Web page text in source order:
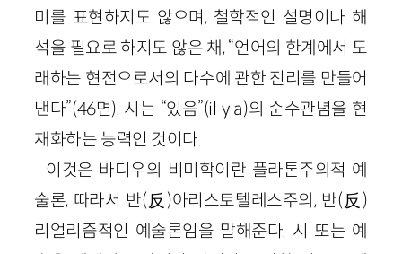
미를 표현하지도 않으며, 철학적인 설명이나 해
석을 필요로 하지도 않은 채, “언어의 한계에서 도
래하는 현전으로서의 다수에 관한 진리를 만들어
낸다”(46면). 시는 “있음”(il y a)의 순수관념을 현
재화하는 능력인 것이다.
이것은 바디우의 비미학이란 플라톤주의적 예
술론, 따라서 반(反)아리스토텔레스주의, 반(反)
리얼리즘적인 예술론임을 말해준다. 시 또는 예